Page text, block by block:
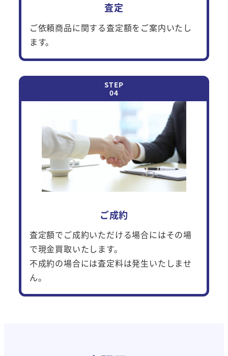
査定
ご依頼商品に関する査定額をご案内いたし
ます。
ご成約
査定額でご成約いただける場合にはその場
で現金買取いたします。
不成約の場合には査定料は発生いたしませ
ん。